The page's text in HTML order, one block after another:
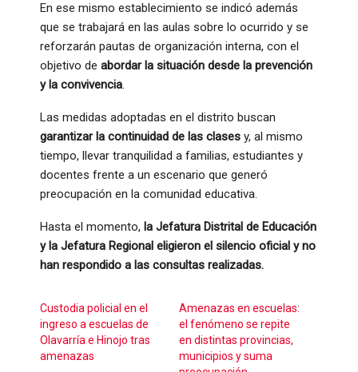
En ese mismo establecimiento se indicó además
que se trabajará en las aulas sobre lo ocurrido y se
reforzarán pautas de organización interna, con el
objetivo de abordar la situación desde la prevención
y la convivencia.
Las medidas adoptadas en el distrito buscan
garantizar la continuidad de las clases y, al mismo
tiempo, llevar tranquilidad a familias, estudiantes y
docentes frente a un escenario que generó
preocupación en la comunidad educativa.
Hasta el momento, la Jefatura Distrital de Educación
y la Jefatura Regional eligieron el silencio oficial y no
han respondido a las consultas realizadas.
Custodia policial en el
ingreso a escuelas de
Olavarría e Hinojo tras
amenazas
Amenazas en escuelas:
el fenómeno se repite
en distintas provincias,
municipios y suma